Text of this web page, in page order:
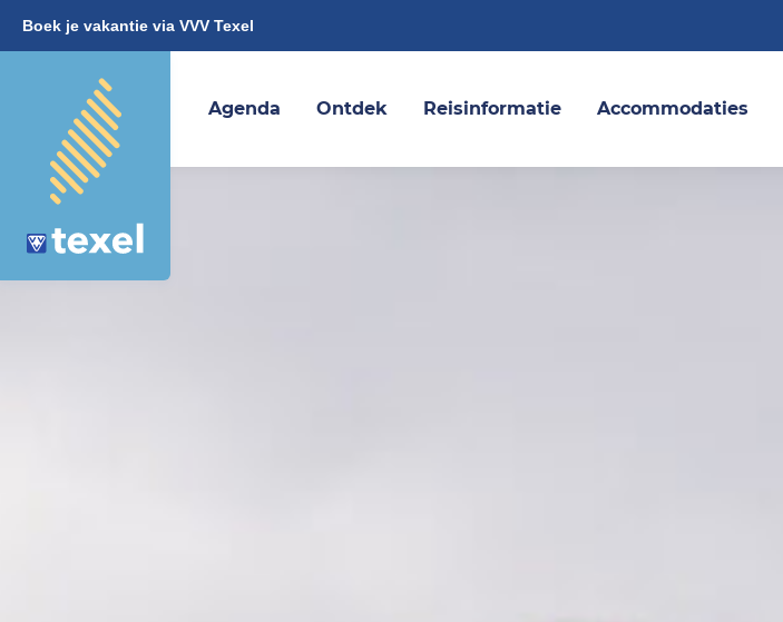
Boek je vakantie via VVV Texel
Agenda Ontdek Reisinformatie Accommodaties